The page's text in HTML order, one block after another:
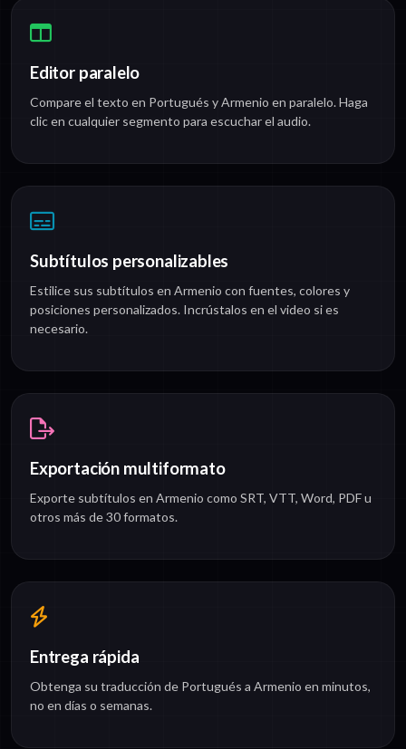
Editor paralelo
Compare el texto en Portugués y Armenio en paralelo. Haga
clic en cualquier segmento para escuchar el audio.
Subtítulos personalizables
Estilice sus subtítulos en Armenio con fuentes, colores y
posiciones personalizados. Incrústalos en el video si es
necesario.
Exportación multiformato
Exporte subtítulos en Armenio como SRT, VTT, Word, PDF u
otros más de 30 formatos.
Entrega rápida
Obtenga su traducción de Portugués a Armenio en minutos,
no en días o semanas.